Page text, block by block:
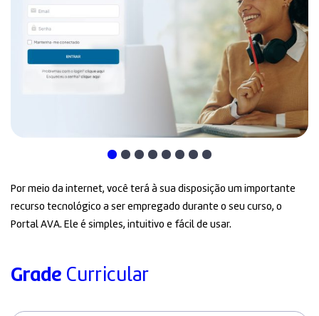
Por meio da internet, você terá à sua disposição um importante
recurso tecnológico a ser empregado durante o seu curso, o
Portal AVA. Ele é simples, intuitivo e fácil de usar.
Grade Curricular